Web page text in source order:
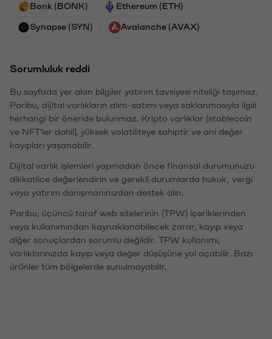
Bonk (BONK) Ethereum (ETH)
Synapse (SYN) Avalanche (AVAX)
Sorumluluk reddi
Bu sayfada yer alan bilgiler yatırım tavsiyesi niteliği taşımaz.
Paribu, dijital varlıkların alım-satımı veya saklanmasıyla ilgili
herhangi bir öneride bulunmaz. Kripto varlıklar (stablecoin
ve NFT'ler dahil), yüksek volatiliteye sahiptir ve ani değer
kayıpları yaşanabilir.
Dijital varlık işlemleri yapmadan önce finansal durumunuzu
dikkatlice değerlendirin ve gerekli durumlarda hukuk, vergi
veya yatırım danışmanınızdan destek alın.
Paribu, üçüncü taraf web sitelerinin (TPW) içeriklerinden
veya kullanımından kaynaklanabilecek zarar, kayıp veya
diğer sonuçlardan sorumlu değildir. TPW kullanımı,
varlıklarınızda kayıp veya değer düşüşüne yol açabilir. Bazı
ürünler tüm bölgelerde sunulmayabilir.